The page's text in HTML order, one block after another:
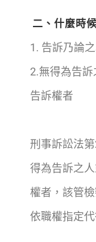
二、什麼時
1. 告訴乃論
2.無得為告
告訴權者
刑事訴訟法
得為告訴之
權者，該管
依職權指定代